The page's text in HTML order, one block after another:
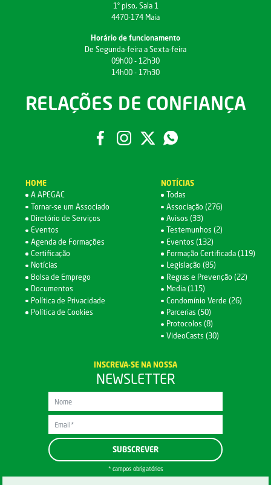
1º piso, Sala 1
4470-174 Maia
Horário de funcionamento
De Segunda-feira a Sexta-feira
09h00 - 12h30
14h00 - 17h30
RELAÇÕES DE CONFIANÇA
HOME
A APEGAC
Tornar-se um Associado
Diretório de Serviços
Eventos
Agenda de Formações
Certificação
Notícias
Bolsa de Emprego
Documentos
Política de Privacidade
Política de Cookies
NOTÍCIAS
Todas
Associação (276)
Avisos (33)
Testemunhos (2)
Eventos (132)
Formação Certificada (119)
Legislação (85)
Regras e Prevenção (22)
Media (115)
Condomínio Verde (26)
Parcerias (50)
Protocolos (8)
VideoCasts (30)
INSCREVA-SE NA NOSSA
NEWSLETTER
* campos obrigatórios